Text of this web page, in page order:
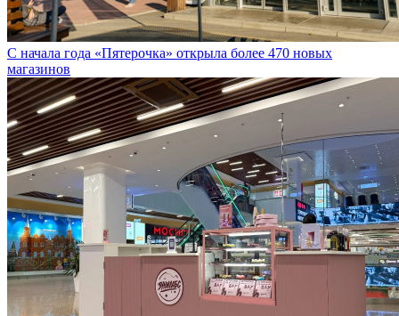
С начала года «Пятерочка» открыла более 470 новых
магазинов